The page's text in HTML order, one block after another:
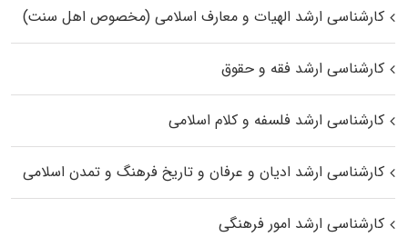
کارشناسی ارشد الهیات و معارف اسلامی (مخصوص اهل سنت)
کارشناسی ارشد فقه و حقوق
کارشناسی ارشد فلسفه و کلام اسلامی
کارشناسی ارشد ادیان و عرفان و تاریخ فرهنگ و تمدن اسلامی
کارشناسی ارشد امور فرهنگی